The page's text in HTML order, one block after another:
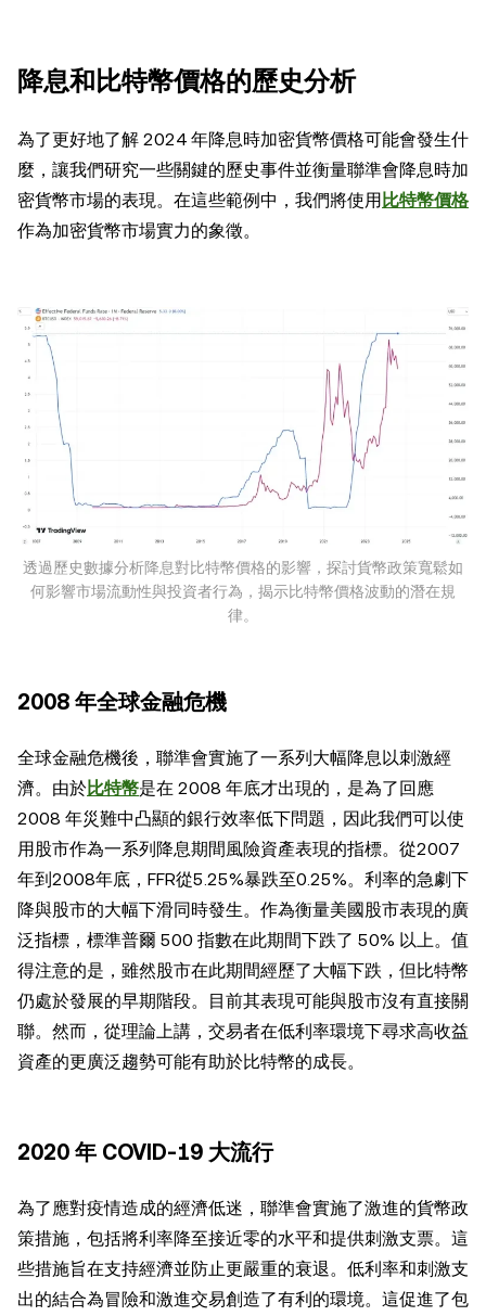
降息和比特幣價格的歷史分析
為了更好地了解 2024 年降息時加密貨幣價格可能會發生什
麼，讓我們研究一些關鍵的歷史事件並衡量聯準會降息時加
密貨幣市場的表現。在這些範例中，我們將使用 比特幣價格
作為加密貨幣市場實力的象徵。
透過歷史數據分析降息對比特幣價格的影響，探討貨幣政策寬鬆如
何影響市場流動性與投資者行為，揭示比特幣價格波動的潛在規
律。
2008 年全球金融危機
全球金融危機後，聯準會實施了一系列大幅降息以刺激經
濟。由於比特幣是在 2008 年底才出現的，是為了回應
2008 年災難中凸顯的銀行效率低下問題，因此我們可以使
用股市作為一系列降息期間風險資產表現的指標。從2007
年到2008年底，FFR從5.25%暴跌至0.25%。利率的急劇下
降與股市的大幅下滑同時發生。作為衡量美國股市表現的廣
泛指標，標準普爾 500 指數在此期間下跌了 50% 以上。值
得注意的是，雖然股市在此期間經歷了大幅下跌，但比特幣
仍處於發展的早期階段。目前其表現可能與股市沒有直接關
聯。然而，從理論上講，交易者在低利率環境下尋求高收益
資產的更廣泛趨勢可能有助於比特幣的成長。
2020 年 COVID-19 大流行
為了應對疫情造成的經濟低迷，聯準會實施了激進的貨幣政
策措施，包括將利率降至接近零的水平和提供刺激支票。這
些措施旨在支持經濟並防止更嚴重的衰退。低利率和刺激支
出的結合為冒險和激進交易創造了有利的環境。這促進了包